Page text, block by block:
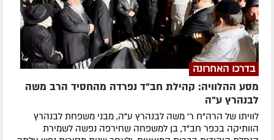
בדרכו האחרונה
מסע ההלוויה: קהילת חב"ד נפרדה מהחסיד הרב משה
לבנהרץ ע"ה
לוויתו של הרה"ח ר' משה לבנהרץ ע"ה, מבני משפחת לבנהרץ
הוותיקה בכפר חב"ד, בן למשפחה שחירפה נפשה לשמירת